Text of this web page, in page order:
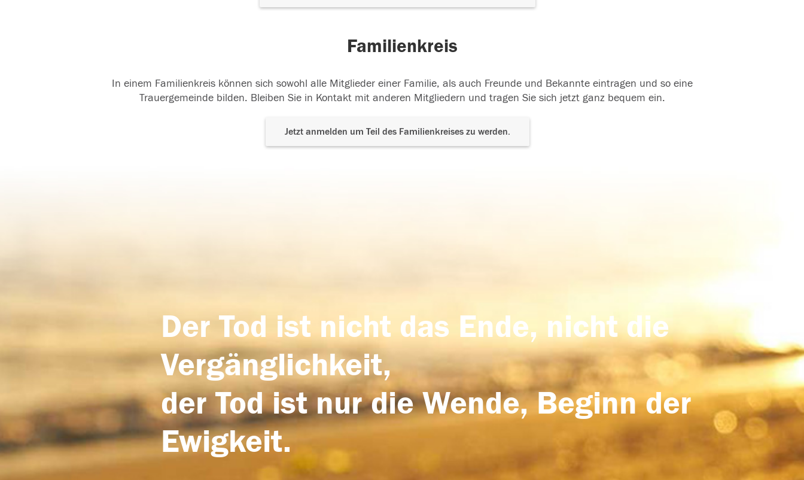
Familienkreis
In einem Familienkreis können sich sowohl alle Mitglieder einer Familie, als auch Freunde und Bekannte eintragen und so eine
Trauergemeinde bilden. Bleiben Sie in Kontakt mit anderen Mitgliedern und tragen Sie sich jetzt ganz bequem ein.
Jetzt anmelden um Teil des Familienkreises zu werden.
Der Tod ist nicht das Ende, nicht die
Vergänglichkeit,
der Tod ist nur die Wende, Beginn der
Ewigkeit.